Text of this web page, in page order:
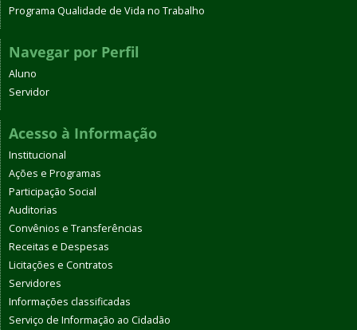
Programa Qualidade de Vida no Trabalho
Navegar por Perfil
Aluno
Servidor
Acesso à Informação
Institucional
Ações e Programas
Participação Social
Auditorias
Convênios e Transferências
Receitas e Despesas
Licitações e Contratos
Servidores
Informações classificadas
Serviço de Informação ao Cidadão